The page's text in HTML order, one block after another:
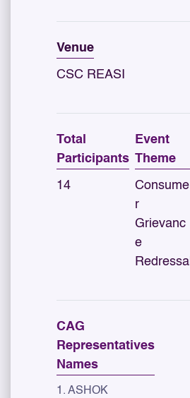
Venue
CSC REASI
Total
Participants
14
Event
Theme
Consume
r
Grievanc
e
Redressal
CAG
Representatives
Names
1. ASHOK